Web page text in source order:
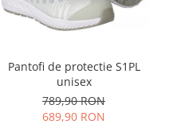
Pantofi de protectie S1PL
unisex
789,90 RON
689,90 RON